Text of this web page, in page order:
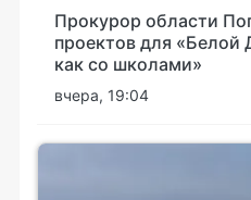
Прокурор области
проектов для «Белой
как со школами»
вчера, 19:04